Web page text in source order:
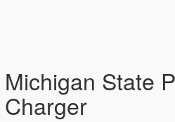
Michigan State
Charger